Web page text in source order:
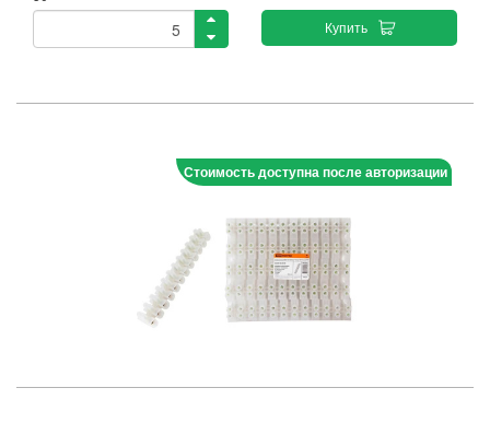
Купить
Стоимость доступна после авторизации